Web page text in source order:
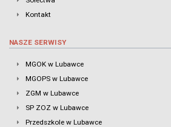
Kontakt
NASZE SERWISY
MGOK w Lubawce
MGOPS w Lubawce
ZGM w Lubawce
SP ZOZ w Lubawce
Przedszkole w Lubawce